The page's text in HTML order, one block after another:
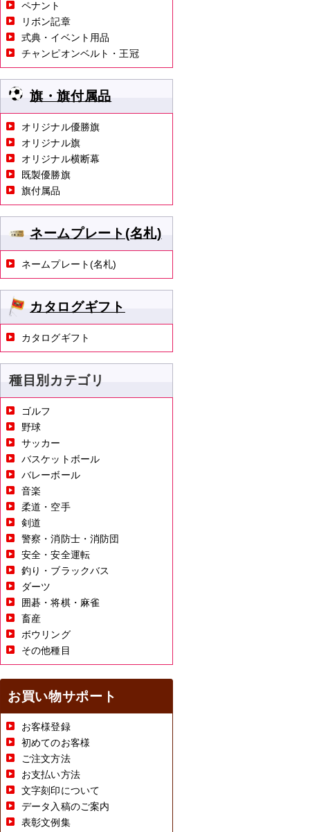
ペナント
リボン記章
式典・イベント用品
チャンピオンベルト・王冠
旗・旗付属品
オリジナル優勝旗
オリジナル旗
オリジナル横断幕
既製優勝旗
旗付属品
ネームプレート(名札)
ネームプレート(名札)
カタログギフト
カタログギフト
種目別カテゴリ
ゴルフ
野球
サッカー
バスケットボール
バレーボール
音楽
柔道・空手
剣道
警察・消防士・消防団
安全・安全運転
釣り・ブラックバス
ダーツ
囲碁・将棋・麻雀
畜産
ボウリング
その他種目
お買い物サポート
お客様登録
初めてのお客様
ご注文方法
お支払い方法
文字刻印について
データ入稿のご案内
表彰文例集